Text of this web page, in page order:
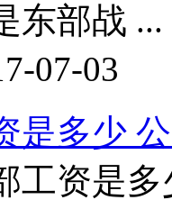
东部战 ...
07-03
是多少
资是多